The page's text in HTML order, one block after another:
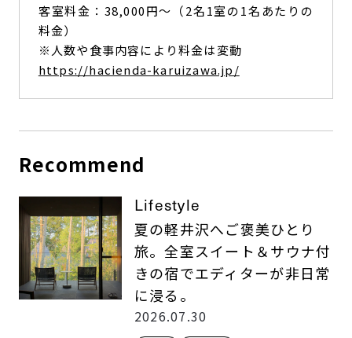
客室料金：38,000円～（2名1室の1名あたりの
料金）
※人数や食事内容により料金は変動
https://hacienda-karuizawa.jp/
Recommend
Lifestyle
夏の軽井沢へご褒美ひとり
旅。全室スイート＆サウナ付
きの宿でエディターが非日常
に浸る。
2026.07.30